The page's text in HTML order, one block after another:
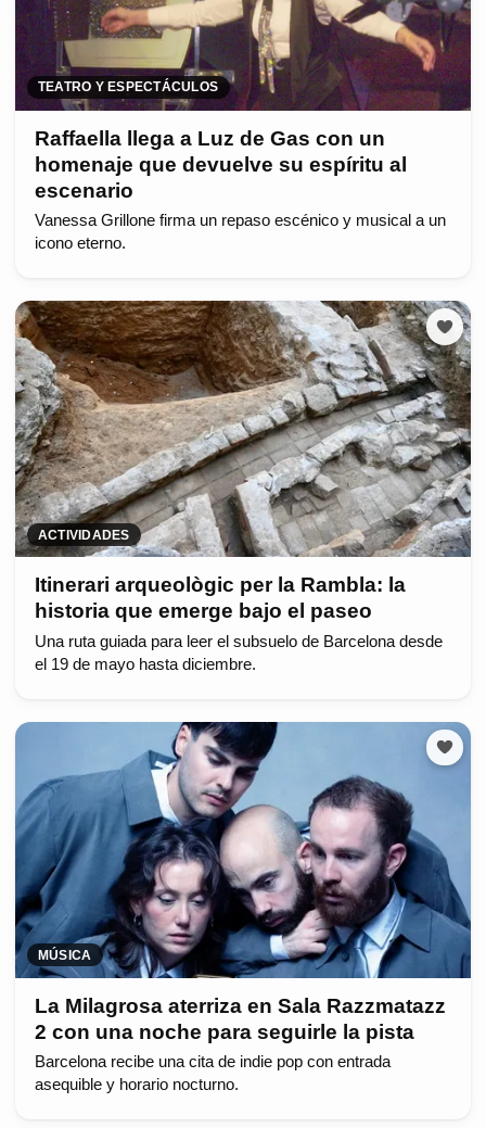
TEATRO Y ESPECTÁCULOS
Raffaella llega a Luz de Gas con un
homenaje que devuelve su espíritu al
escenario
Vanessa Grillone firma un repaso escénico y musical a un
icono eterno.
ACTIVIDADES
Itinerari arqueològic per la Rambla: la
historia que emerge bajo el paseo
Una ruta guiada para leer el subsuelo de Barcelona desde
el 19 de mayo hasta diciembre.
MÚSICA
La Milagrosa aterriza en Sala Razzmatazz
2 con una noche para seguirle la pista
Barcelona recibe una cita de indie pop con entrada
asequible y horario nocturno.